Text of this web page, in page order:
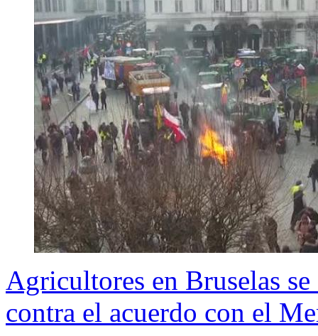
Agricultores en Bruselas
contra el acuerdo con el